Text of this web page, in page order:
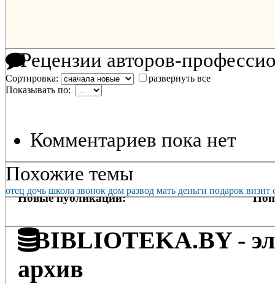
Рецензии авторов-
Сортировка:
развернуть все
Показывать по:
Комментариев пока нет
Похожие темы
отец дочь школа звонок дом развод мать деньги подарок визит
Новые публикации:
BIBLIOTEKA.BY -
архив